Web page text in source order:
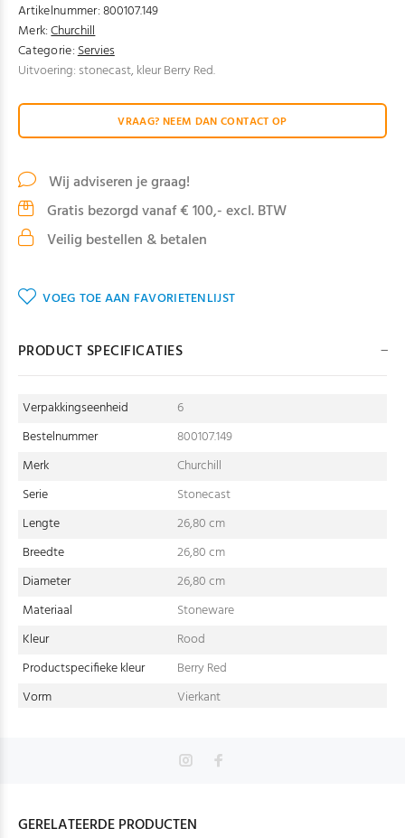
Artikelnummer:800107.149
Merk:Churchill
Categorie:Servies
Uitvoering: stonecast, kleur Berry Red.
VRAAG? NEEM DAN CONTACT OP
Wij adviseren je graag!
Gratis bezorgd vanaf € 100,- excl. BTW
Veilig bestellen & betalen
VOEG TOE AAN FAVORIETENLIJST
PRODUCT SPECIFICATIES
Verpakkingseenheid
6
Bestelnummer
800107.149
Merk
Churchill
Serie
Stonecast
Lengte
26,80 cm
Breedte
26,80 cm
Diameter
26,80 cm
Materiaal
Stoneware
Kleur
Rood
Productspecifieke kleur
Berry Red
Vorm
Vierkant
GERELATEERDE PRODUCTEN